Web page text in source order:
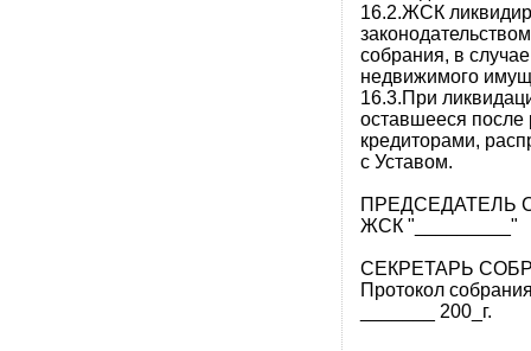
16.2.ЖСК
собрания, в
недвижимого
16.3.При
оставшееся после
кредиторами,
с Уставом.
ЖСК "_________"
СЕКРЕТАРЬ
Протокол
_______ 200_г.